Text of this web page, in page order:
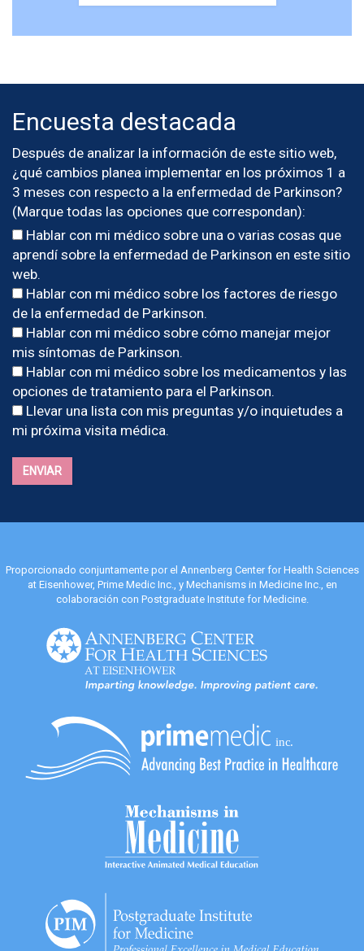
Encuesta destacada
Después de analizar la información de este sitio web,
¿qué cambios planea implementar en los próximos 1 a
3 meses con respecto a la enfermedad de Parkinson?
(Marque todas las opciones que correspondan):
Hablar con mi médico sobre una o varias cosas que
aprendí sobre la enfermedad de Parkinson en este sitio
web.
Hablar con mi médico sobre los factores de riesgo
de la enfermedad de Parkinson.
Hablar con mi médico sobre cómo manejar mejor
mis síntomas de Parkinson.
Hablar con mi médico sobre los medicamentos y las
opciones de tratamiento para el Parkinson.
Llevar una lista con mis preguntas y/o inquietudes a
mi próxima visita médica.
ENVIAR
Proporcionado conjuntamente por el Annenberg Center for Health Sciences
at Eisenhower, Prime Medic Inc., y Mechanisms in Medicine Inc., en
colaboración con Postgraduate Institute for Medicine.